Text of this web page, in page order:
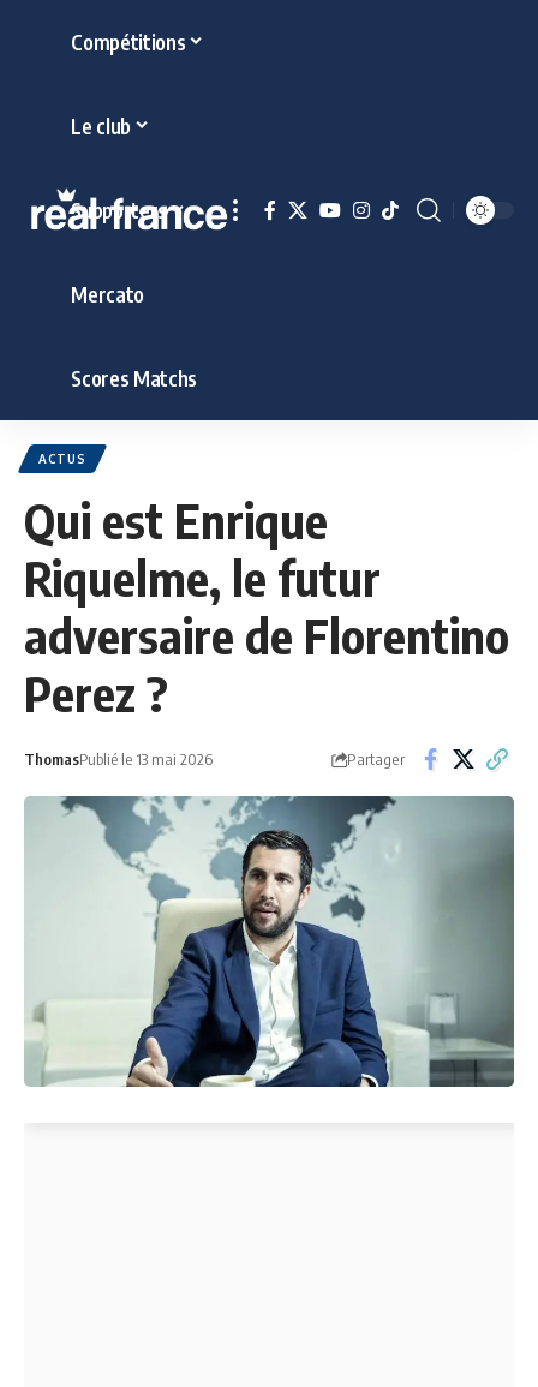
Compétitions
Le club
Supporters
Mercato
Scores Matchs
ACTUS
Qui est Enrique
Riquelme, le futur
adversaire de Florentino
Perez ?
ThomasPublié le 13 mai 2026 Partager